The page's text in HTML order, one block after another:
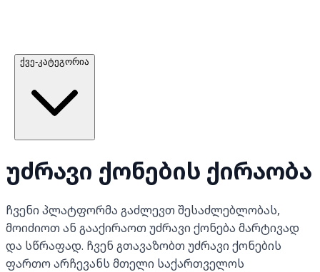
ქვე-კატეგორია
უძრავი ქონების ქირაობა
ჩვენი პლატფორმა გაძლევთ შესაძლებლობას,
მოიძიოთ ან გააქირაოთ უძრავი ქონება მარტივად
და სწრაფად. ჩვენ გთავაზობთ უძრავი ქონების
ფართო არჩევანს მთელი საქართველოს